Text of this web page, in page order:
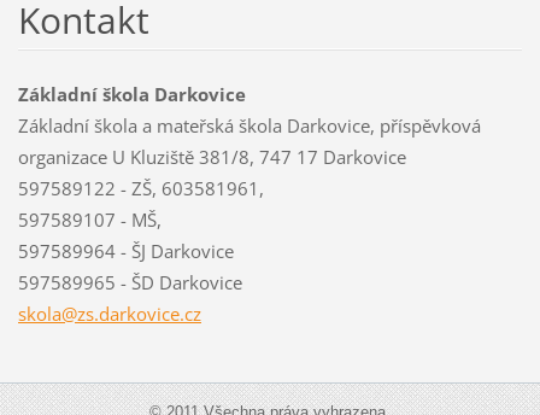
Kontakt
Základní škola Darkovice
Základní škola a mateřská škola Darkovice, příspěvková
organizace U Kluziště 381/8, 747 17 Darkovice
597589122 - ZŠ, 603581961,
597589107 - MŠ,
597589964 - ŠJ Darkovice
597589965 - ŠD Darkovice
skola@zs.darkovice.cz